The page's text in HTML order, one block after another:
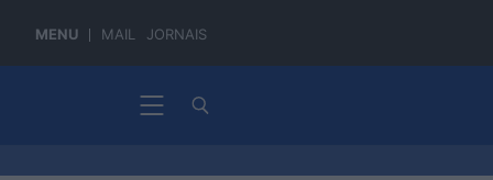
MENU MAIL JORNAIS